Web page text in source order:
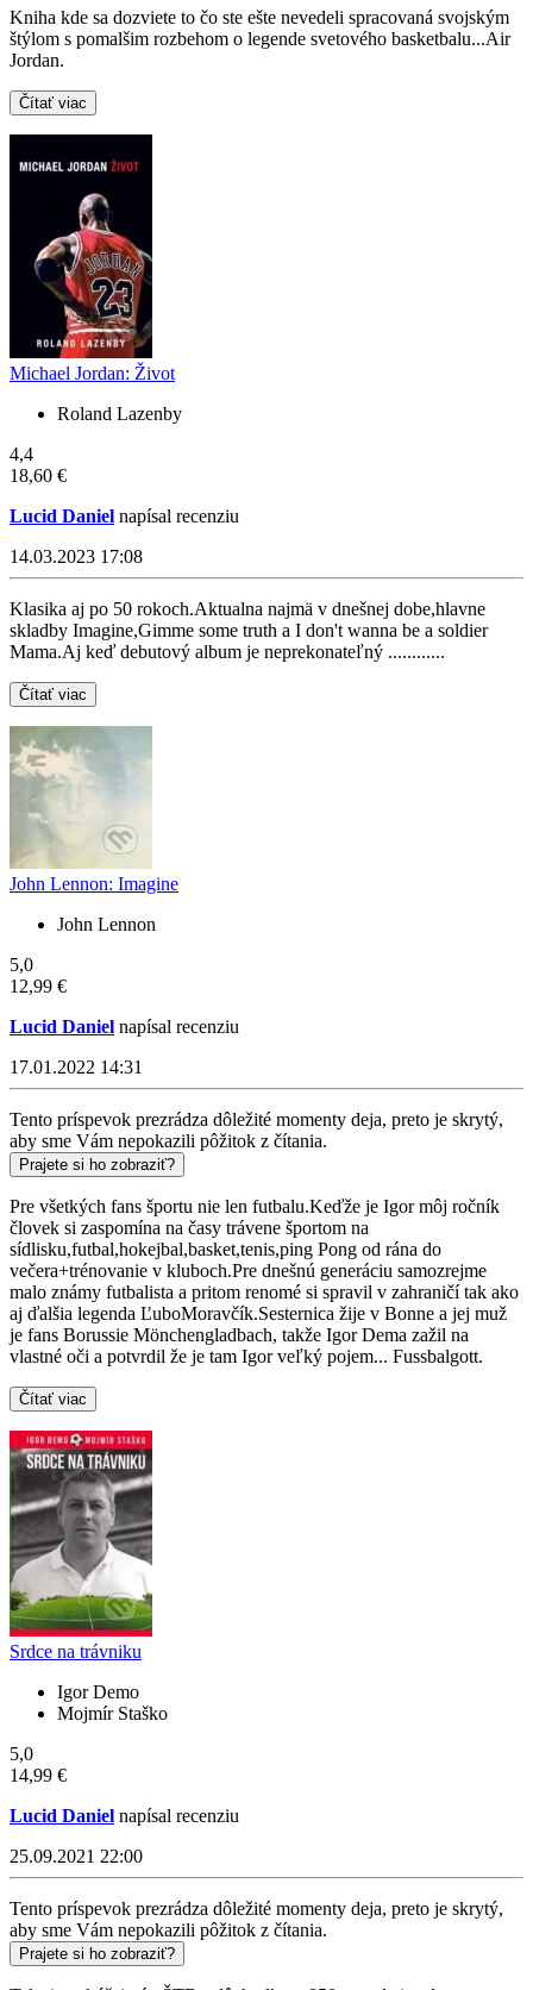
Kniha kde sa dozviete to čo ste ešte nevedeli spracovaná svojským
štýlom s pomalšim rozbehom o legende svetového basketbalu...Air
Jordan.
Čítať viac
Michael Jordan: Život
Roland Lazenby
4,4
18,60 €
Lucid Daniel napísal recenziu
14.03.2023 17:08
Klasika aj po 50 rokoch.Aktualna najmä v dnešnej dobe,hlavne
skladby Imagine,Gimme some truth a I don't wanna be a soldier
Mama.Aj keď debutový album je neprekonateľný ............
Čítať viac
John Lennon: Imagine
John Lennon
5,0
12,99 €
Lucid Daniel napísal recenziu
17.01.2022 14:31
Tento príspevok prezrádza dôležité momenty deja, preto je skrytý,
aby sme Vám nepokazili pôžitok z čítania.
Prajete si ho zobraziť?
Pre všetkých fans športu nie len futbalu.Keďže je Igor môj ročník
človek si zaspomína na časy trávene športom na
sídlisku,futbal,hokejbal,basket,tenis,ping Pong od rána do
večera+trénovanie v kluboch.Pre dnešnú generáciu samozrejme
malo známy futbalista a pritom renomé si spravil v zahraničí tak ako
aj ďalšia legenda ĽuboMoravčík.Sesternica žije v Bonne a jej muž
je fans Borussie Mönchengladbach, takže Igor Dema zažil na
vlastné oči a potvrdil že je tam Igor veľký pojem... Fussbalgott.
Čítať viac
Srdce na trávniku
Igor Demo
Mojmír Staško
5,0
14,99 €
Lucid Daniel napísal recenziu
25.09.2021 22:00
Tento príspevok prezrádza dôležité momenty deja, preto je skrytý,
aby sme Vám nepokazili pôžitok z čítania.
Prajete si ho zobraziť?